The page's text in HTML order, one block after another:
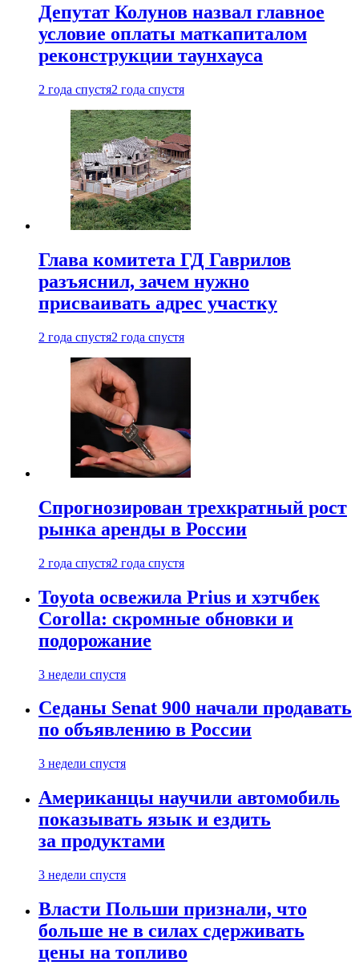
Депутат Колунов назвал главное
условие оплаты маткапиталом
реконструкции таунхауса
2 года спустя2 года спустя
Глава комитета ГД Гаврилов
разъяснил, зачем нужно
присваивать адрес участку
2 года спустя2 года спустя
Спрогнозирован трехкратный рост
рынка аренды в России
2 года спустя2 года спустя
Toyota освежила Prius и хэтчбек
Corolla: скромные обновки и
подорожание
3 недели спустя
Седаны Senat 900 начали продавать
по объявлению в России
3 недели спустя
Американцы научили автомобиль
показывать язык и ездить
за продуктами
3 недели спустя
Власти Польши признали, что
больше не в силах сдерживать
цены на топливо